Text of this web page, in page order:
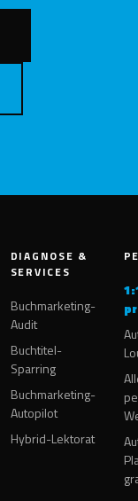
DIAGNOSE &
SERVICES
Buchmarketing-
Audit
Buchtitel-
Sparring
Buchmarketing-
Autopilot
Hybrid-Lektorat